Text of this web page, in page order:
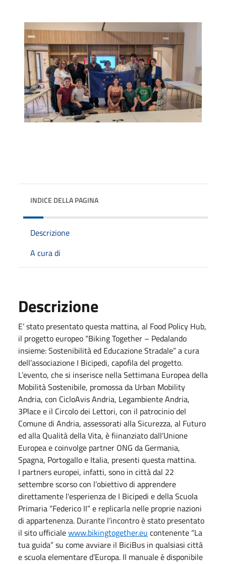
INDICE DELLA PAGINA
Descrizione
A cura di
Descrizione
E’ stato presentato questa mattina, al Food Policy Hub,
il progetto europeo “Biking Together – Pedalando
insieme: Sostenibilità ed Educazione Stradale” a cura
dell’associazione I Bicipedi, capofila del progetto.
L’evento, che si inserisce nella Settimana Europea della
Mobilità Sostenibile, promossa da Urban Mobility
Andria, con CicloAvis Andria, Legambiente Andria,
3Place e il Circolo dei Lettori, con il patrocinio del
Comune di Andria, assessorati alla Sicurezza, al Futuro
ed alla Qualità della Vita, è fiinanziato dall’Unione
Europea e coinvolge partner ONG da Germania,
Spagna, Portogallo e Italia, presenti questa mattina.
I partners europei, infatti, sono in città dal 22
settembre scorso con l’obiettivo di apprendere
direttamente l'esperienza de I Bicipedi e della Scuola
Primaria “Federico II” e replicarla nelle proprie nazioni
di appartenenza. Durante l’incontro è stato presentato
il sito ufficialewww.bikingtogether.eu contenente “La
tua guida” su come avviare il BiciBus in qualsiasi città
e scuola elementare d’Europa. Il manuale è disponibile